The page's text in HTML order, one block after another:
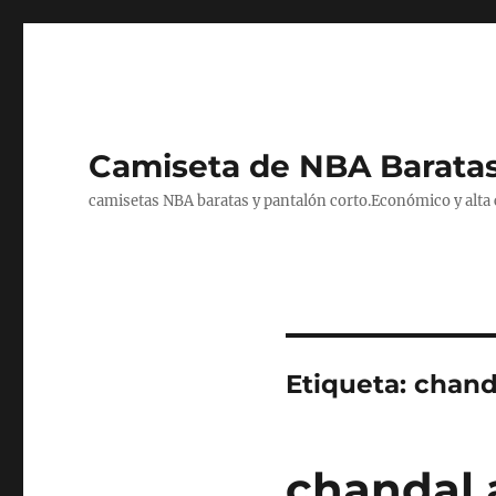
Camiseta de NBA
camisetas NBA baratas y pantalón corto.Económico y
Etiqueta: